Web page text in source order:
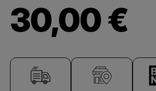
30,00 €